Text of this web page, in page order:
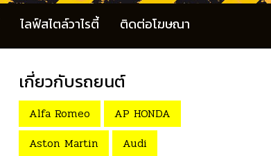
ไลฟ์สไตล์วาไรตี้ ติดต่อโฆษณา
เกี่ยวกับรถยนต์
Alfa Romeo
AP HONDA
Aston Martin
Audi